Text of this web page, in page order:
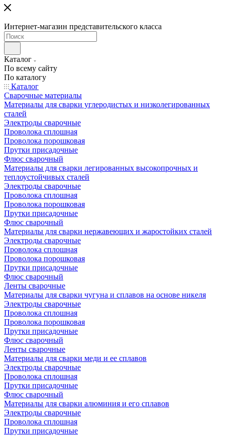
Интернет-магазин представительского класса
Каталог
По всему сайту
По каталогу
Каталог
Сварочные материалы
Материалы для сварки углеродистых и низколегированных
сталей
Электроды сварочные
Проволока сплошная
Проволока порошковая
Прутки присадочные
Флюс сварочный
Материалы для сварки легированных высокопрочных и
теплоустойчивых сталей
Электроды сварочные
Проволока сплошная
Проволока порошковая
Прутки присадочные
Флюс сварочный
Материалы для сварки нержавеющих и жаростойких сталей
Электроды сварочные
Проволока сплошная
Проволока порошковая
Прутки присадочные
Флюс сварочный
Ленты сварочные
Материалы для сварки чугуна и сплавов на основе никеля
Электроды сварочные
Проволока сплошная
Проволока порошковая
Прутки присадочные
Флюс сварочный
Ленты сварочные
Материалы для сварки меди и ее сплавов
Электроды сварочные
Проволока сплошная
Прутки присадочные
Флюс сварочный
Материалы для сварки алюминия и его сплавов
Электроды сварочные
Проволока сплошная
Прутки присадочные